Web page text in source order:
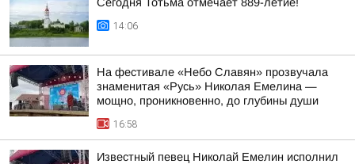
14:06
На фестивале «Небо Славян» прозвучала
знаменитая «Русь» Николая Емелина —
мощно, проникновенно, до глубины души
16:58
Известный певец Николай Емелин исполнил